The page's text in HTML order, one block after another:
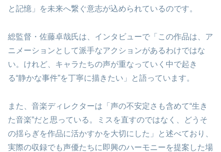
と記憶」を未来へ繋ぐ意志が込められているのです。
総監督・佐藤卓哉氏は、インタビューで「この作品は、ア
ニメーションとして派手なアクションがあるわけではな
い。けれど、キャラたちの声が重なっていく中で起き
る“静かな事件”を丁寧に描きたい」と語っています。
また、音楽ディレクターは「声の不安定さも含めて“生き
た音楽”だと思っている。ミスを直すのではなく、どうそ
の揺らぎを作品に活かすかを大切にした」と述べており、
実際の収録でも声優たちに即興のハーモニーを提案した場